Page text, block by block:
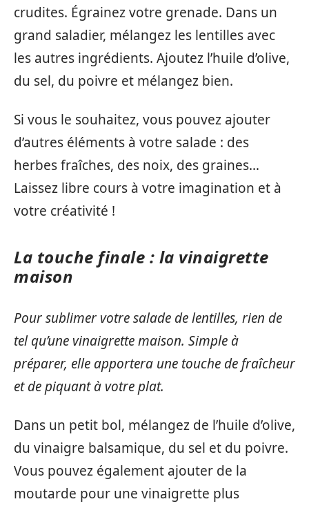
crudites. Égrainez votre grenade. Dans un
grand saladier, mélangez les lentilles avec
les autres ingrédients. Ajoutez l’huile d’olive,
du sel, du poivre et mélangez bien.
Si vous le souhaitez, vous pouvez ajouter
d’autres éléments à votre salade : des
herbes fraîches, des noix, des graines…
Laissez libre cours à votre imagination et à
votre créativité !
La touche finale : la vinaigrette
maison
Pour sublimer votre salade de lentilles, rien de
tel qu’une vinaigrette maison. Simple à
préparer, elle apportera une touche de fraîcheur
et de piquant à votre plat.
Dans un petit bol, mélangez de l’huile d’olive,
du vinaigre balsamique, du sel et du poivre.
Vous pouvez également ajouter de la
moutarde pour une vinaigrette plus